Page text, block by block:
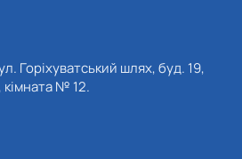
Горіхуватський шлях, буд. 19,
№ 12.